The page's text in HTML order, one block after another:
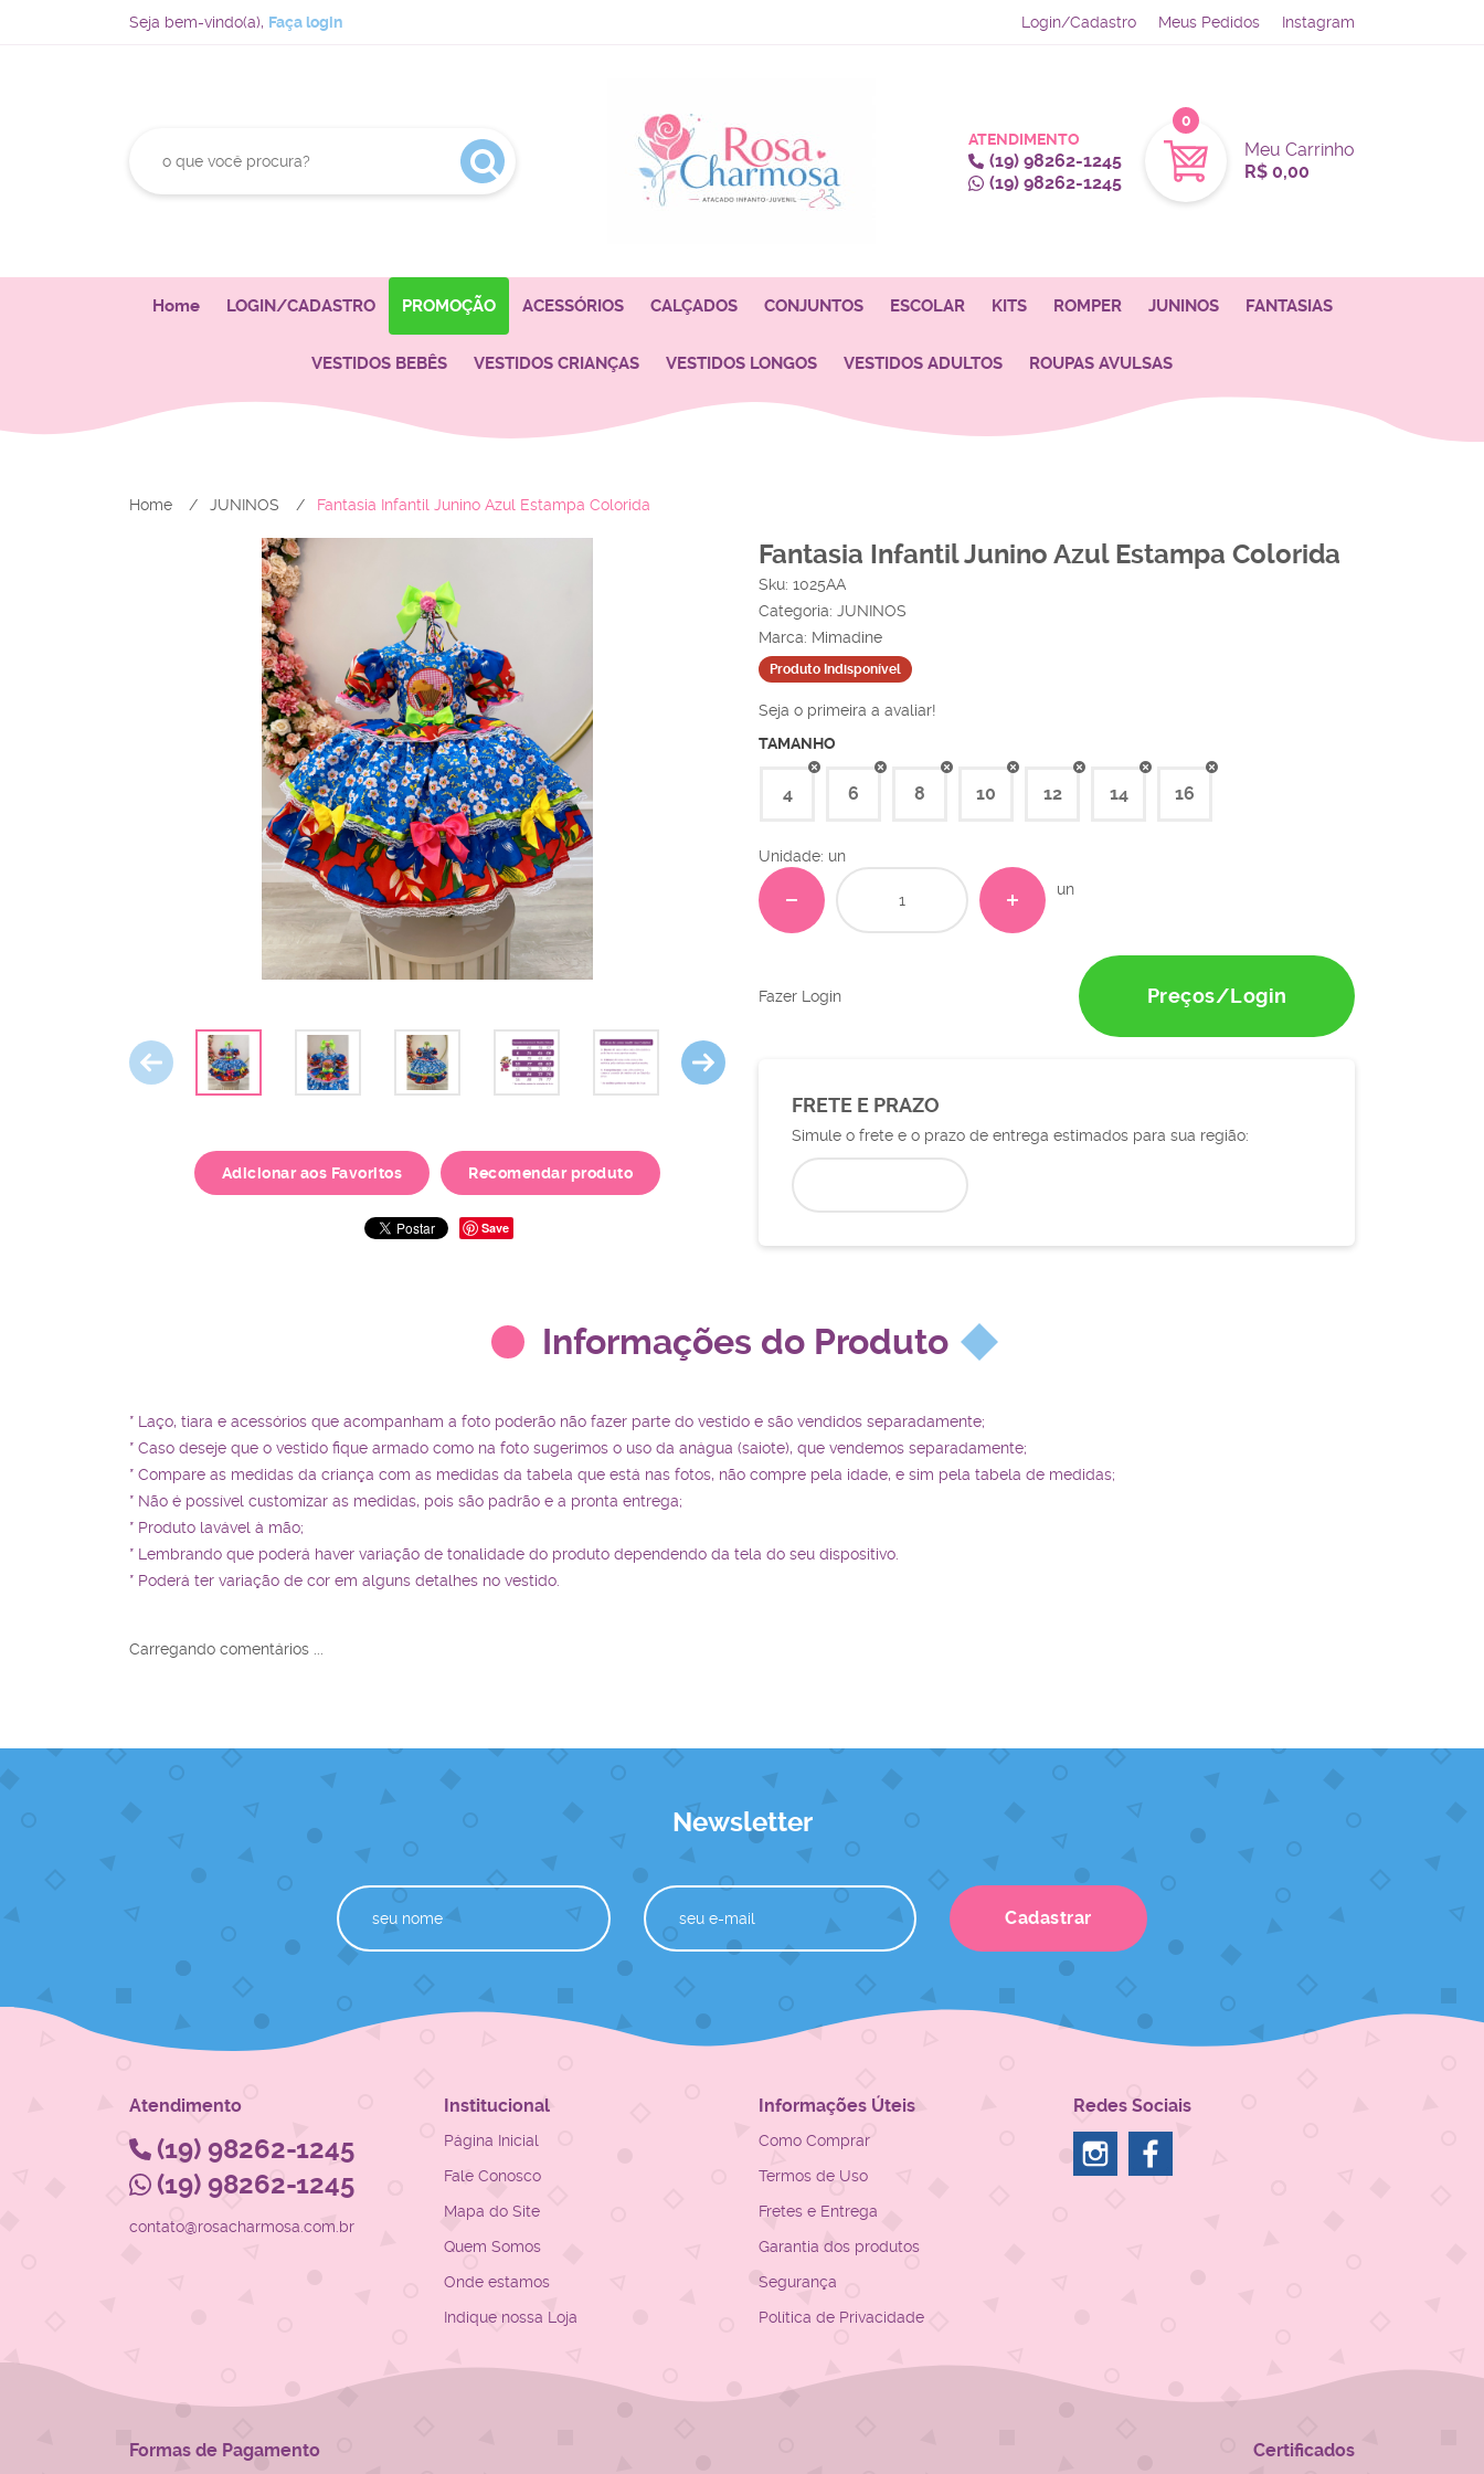
Seja bem-vindo(a), Faça login Login/Cadastro Meus Pedidos Instagram
ATENDIMENTO
(19)98262-1245
(19)98262-1245
Meu Carrinho
0
R$ 0,00
Home LOGIN/CADASTRO PROMOÇÃO ACESSÓRIOS CALÇADOS CONJUNTOS ESCOLAR KITS ROMPER JUNINOS FANTASIAS
VESTIDOS BEBÊS VESTIDOS CRIANÇAS VESTIDOS LONGOS VESTIDOS ADULTOS ROUPAS AVULSAS
Home JUNINOS Fantasia Infantil Junino Azul Estampa Colorida
Adicionar aos Favoritos Recomendar produto
Save
Fantasia Infantil Junino Azul Estampa Colorida
Sku: 1025AA
Categoria: JUNINOS
Marca: Mimadine
Produto Indisponível
Seja o primeira a avaliar!
TAMANHO
4 6 8 10 12 14 16
Unidade: un
un
Fazer Login Preços/Login
FRETE E PRAZO
Simule o frete e o prazo de entrega estimados para sua região:
Informações do Produto
* Laço, tiara e acessórios que acompanham a foto poderão não fazer parte do vestido e são vendidos separadamente;
* Caso deseje que o vestido fique armado como na foto sugerimos o uso da anágua (saiote), que vendemos separadamente;
* Compare as medidas da criança com as medidas da tabela que está nas fotos, não compre pela idade, e sim pela tabela de medidas;
* Não é possível customizar as medidas, pois são padrão e a pronta entrega;
* Produto lavável à mão;
* Lembrando que poderá haver variação de tonalidade do produto dependendo da tela do seu dispositivo.
* Poderá ter variação de cor em alguns detalhes no vestido.
Carregando comentários ...
Newsletter
Cadastrar
Atendimento
(19) 98262-1245
(19) 98262-1245
contato@rosacharmosa.com.br
Institucional
Página Inicial
Fale Conosco
Mapa do Site
Quem Somos
Onde estamos
Indique nossa Loja
Informações Úteis
Como Comprar
Termos de Uso
Fretes e Entrega
Garantia dos produtos
Segurança
Política de Privacidade
Redes Sociais
Formas de Pagamento Certificados